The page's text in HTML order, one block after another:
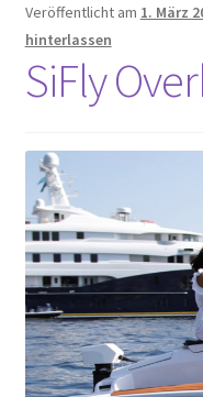
Veröffentlicht am 1. März
hinterlassen
SiFly